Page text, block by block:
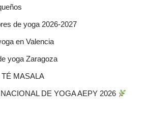
de yoga 2026-2027
en Valencia
yoga Zaragoza
MASALA
DE YOGA AEPY 2026